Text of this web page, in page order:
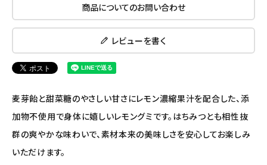
ナチュラプラス
アルマウィン
コラム・スタッフのおすすめ
ご利用ガイド等
商品についてのお問い合わせ
レビューを書く
麦芽飴と甜菜糖のやさしい甘さにレモン濃縮果汁を配合した、添
加物不使用で身体に嬉しいレモングミです。はちみつとも相性抜
群の爽やかな味わいで、素材本来の美味しさを安心してお楽しみ
いただけます。